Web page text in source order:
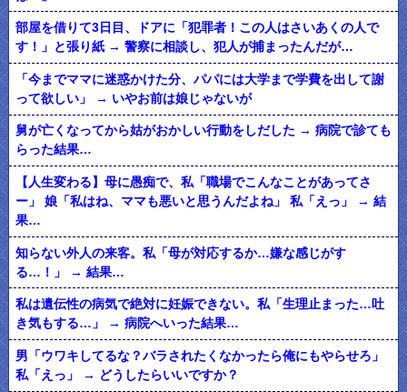
部屋を借りて3日目、ドアに「犯罪者！この人はさいあくの人で
す！」と張り紙 → 警察に相談し、犯人が捕まったんだが…
「今までママに迷惑かけた分、パパには大学まで学費を出して謝
って欲しい」 → いやお前は娘じゃないが
舅が亡くなってから姑がおかしい行動をしだした → 病院で診ても
らった結果…
【人生変わる】母に愚痴で、私「職場でこんなことがあってさ
ー」 娘「私はね、ママも悪いと思うんだよね」 私「えっ」 → 結
果…
知らない外人の来客。私「母が対応するか…嫌な感じがす
る…！」 → 結果…
私は遺伝性の病気で絶対に妊娠できない。私「生理止まった…吐
き気もする…」 → 病院へいった結果…
男「ウワキしてるな？バラされたくなかったら俺にもやらせろ」
私「えっ」 → どうしたらいいですか？